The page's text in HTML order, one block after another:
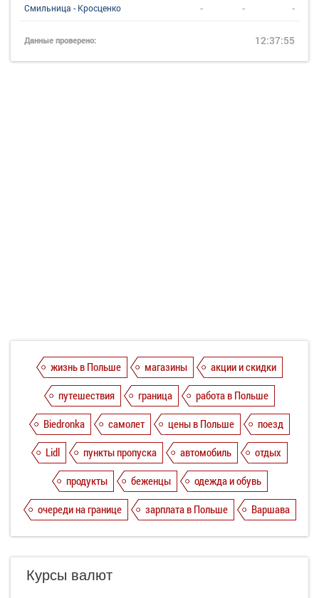
Смильница - Кросценко - - -
Данные проверено: 12:37:55
жизнь в Польше магазины
акции и скидки
путешествия
граница
работа в Польше
Biedronka
самолет цены в Польше
поезд
Lidl
пункты пропуска автомобиль
отдых
продукты
беженцы
одежда и обувь
очереди на границе
зарплата в Польше Варшава
Курсы валют